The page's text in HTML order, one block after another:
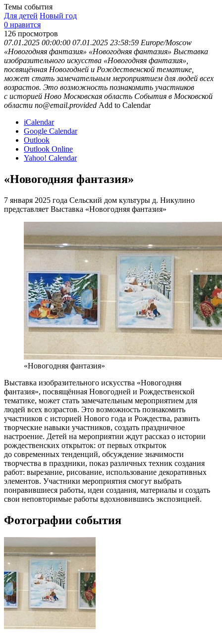
Темы события
Для детей Новый год
0 нравится
126 просмотров
07.01.2025 00:00:00 07.01.2025 23:58:59 Europe/Moscow
«Новогодняя фантазия» «Новогодняя фантазия» Выставка
изобразительного искусства «Новогодняя фантазия»,
посвящённая Новогодней и Рождественской тематике,
может стать замечательным мероприятием для людей всех
возрастов. Это возможность познакомить участников
с историей Ново Московская область События в Московской
области no@email.provided Add to Calendar
iCalendar
Google Calendar
Outlook
Outlook Online
Yahoo! Calendar
«Новогодняя фантазия»
7 января 2025 года Сельский дом культуры д. Никулино
представляет Выставка «Новогодняя фантазия»
«Новогодняя фантазия»
Выставка изобразительного искусства «Новогодняя
фантазия», посвящённая Новогодней и Рождественской
тематике, может стать замечательным мероприятием для
людей всех возрастов. Это возможность познакомить
участников с историей Нового года и Рождества, развить
творческие навыки участников, создать праздничное
настроение. Детей на мероприятии ждут рассказ о истории
рождественских открыток: от первых открыток
до современных тенденций, обсуждение значимости
творчества в праздники, показ различных техник создания
работ: вырезание, рисование, использование декоративных
элементов. Участники мероприятия смогут выбрать
понравившиеся работы, идеи создания, материалы и создать
свои неповторимые работы вдохновившись экспозицией.
Фотографии события